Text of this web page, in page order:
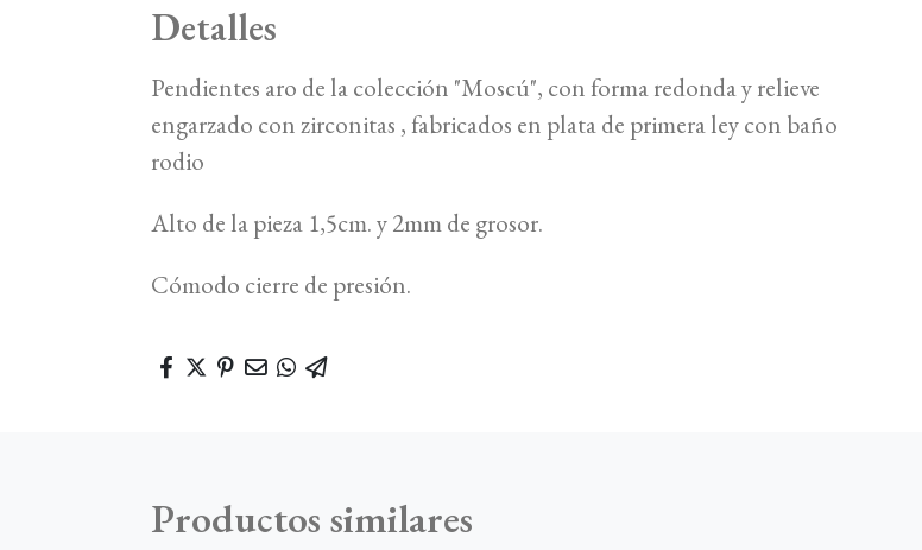
Detalles
Pendientes aro de la colección "Moscú", con forma redonda y relieve
engarzado con zirconitas , fabricados en plata de primera ley con baño
rodio
Alto de la pieza 1,5cm. y 2mm de grosor.
Cómodo cierre de presión.
Productos similares